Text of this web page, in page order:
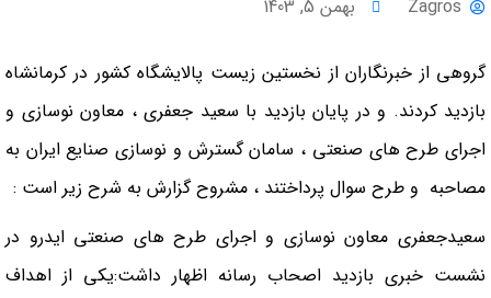
Zagros بهمن 5, 1403
گروهی از خبرنگاران از نخستین زیست پالایشگاه کشور در کرمانشاه
بازدید کردند. و در پایان بازدید با سعید جعفری ، معاون نوسازی و
اجرای طرح های صنعتی ، سامان گسترش و نوسازی صنایع ایران به
مصاحبه و طرح سوال پرداختند ، مشروح گزارش به شرح زیر است :
سعیدجعفری معاون نوسازی و اجرای طرح های صنعتی ایدرو در
نشست خبری بازدید اصحاب رسانه اظهار داشت:یکی از اهداف